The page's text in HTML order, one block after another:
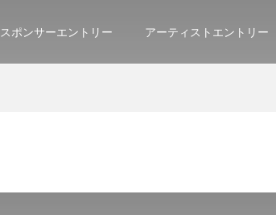
スポンサーエントリー アーティストエントリー